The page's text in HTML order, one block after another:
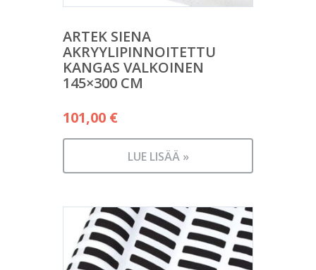
ARTEK SIENA
AKRYYLIPINNOITETTU
KANGAS VALKOINEN
145×300 CM
101,00 €
LUE LISÄÄ »